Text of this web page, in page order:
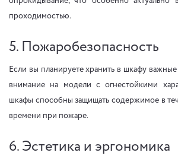
проходимостью.
5. Пожаробезопасность
Если вы планируете хранить в шкафу
внимание на модели с огнестойкими
шкафы способны защищать содержимое в
времени при пожаре.
6. Эстетика и эргономика